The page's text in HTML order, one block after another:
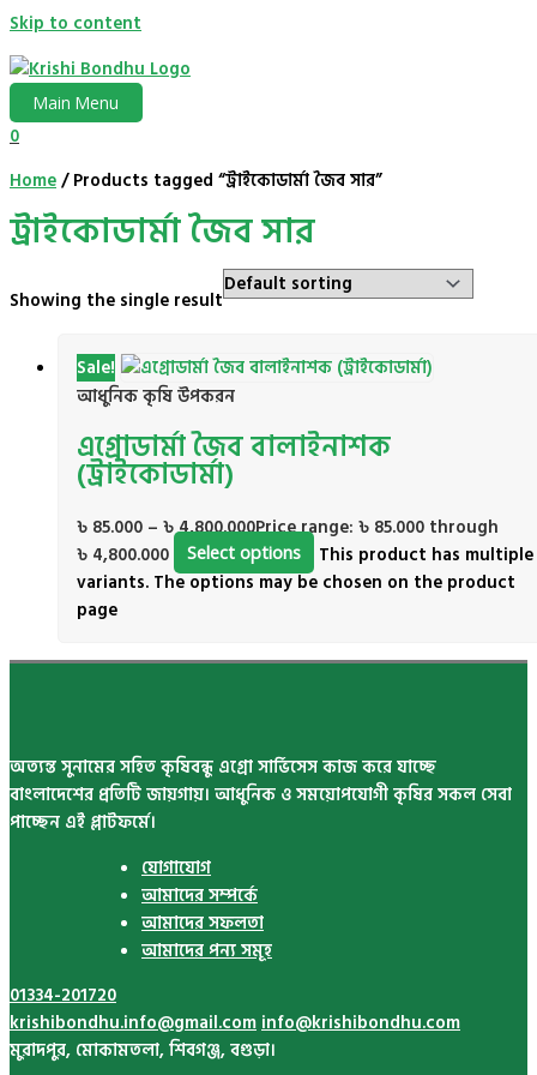
Skip to content
Main Menu
0
Home/ Products tagged “ট্রাইকোডার্মা জৈব সার”
ট্রাইকোডার্মা জৈব সার
Showing the single result
Sale!
আধুনিক কৃষি উপকরন
এগ্রোডার্মা জৈব বালাইনাশক
(ট্রাইকোডার্মা)
৳ 85.000 – ৳4,800.000Price range: ৳ 85.000 through
৳ 4,800.000
Select options
This product has multiple
variants. The options may be chosen on the product
page
অত্যন্ত সুনামের সহিত কৃষিবন্ধু এগ্রো সার্ভিসেস কাজ করে যাচ্ছে
বাংলাদেশের প্রতিটি জায়গায়। আধুনিক ও সময়োপযোগী কৃষির সকল সেবা
পাচ্ছেন এই প্লাটফর্মে।
যোগাযোগ
আমাদের সম্পর্কে
আমাদের সফলতা
আমাদের পন্য সমূহ
01334-201720
krishibondhu.info@gmail.cominfo@krishibondhu.com
মুরাদপুর, মোকামতলা, শিবগঞ্জ, বগুড়া।